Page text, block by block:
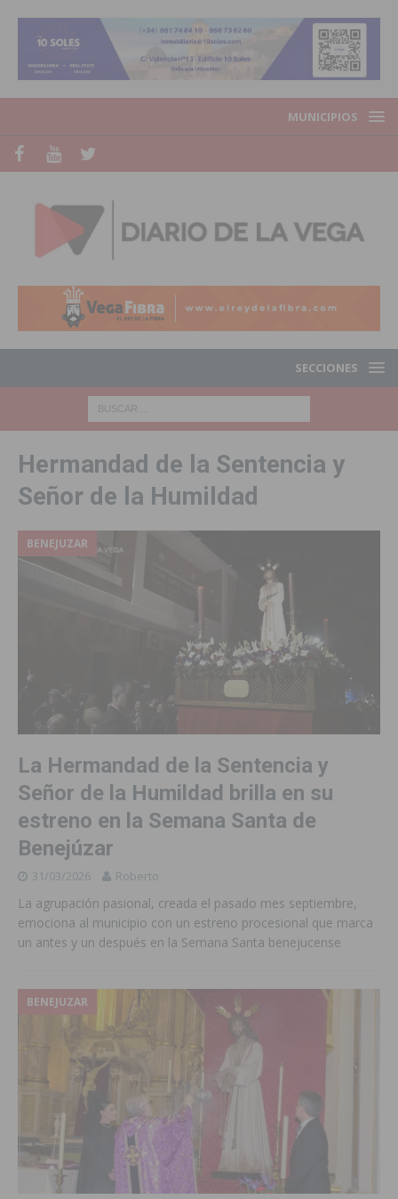
MUNICIPIOS
SECCIONES
Hermandad de la Sentencia y
Señor de la Humildad
BENEJUZAR
La Hermandad de la Sentencia y
Señor de la Humildad brilla en su
estreno en la Semana Santa de
Benejúzar
31/03/2026 Roberto
La agrupación pasional, creada el pasado mes septiembre,
emociona al municipio con un estreno procesional que marca
un antes y un después en la Semana Santa benejucense
BENEJUZAR